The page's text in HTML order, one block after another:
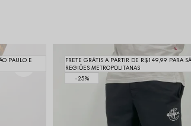
PAULO E
25%
FRETE GRÁTIS A PARTIR DE R$149,99 PARA
REGIÕES METROPOLITANAS